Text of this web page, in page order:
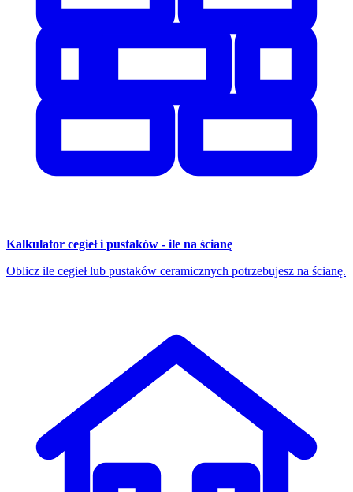
Kalkulator cegieł i pustaków - ile na ścianę
Oblicz ile cegieł lub pustaków ceramicznych potrzebujesz na ścianę.